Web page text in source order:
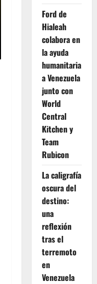
Ford de
Hialeah
colabora en
la ayuda
humanitaria
a Venezuela
junto con
World
Central
Kitchen y
Team
Rubicon
La caligrafía
oscura del
destino:
una
reflexión
tras el
terremoto
en
Venezuela